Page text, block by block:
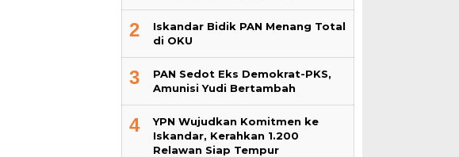
2
Iskandar Bidik PAN Menang Total
di OKU
3
PAN Sedot Eks Demokrat-PKS,
Amunisi Yudi Bertambah
4
YPN Wujudkan Komitmen ke
Iskandar, Kerahkan 1.200
Relawan Siap Tempur